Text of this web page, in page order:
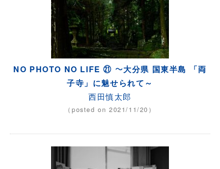
NO PHOTO NO LIFE ㉑ ～大分県 国東半島 「両
子寺」に魅せられて～
西田慎太郎
（posted on 2021/11/20）